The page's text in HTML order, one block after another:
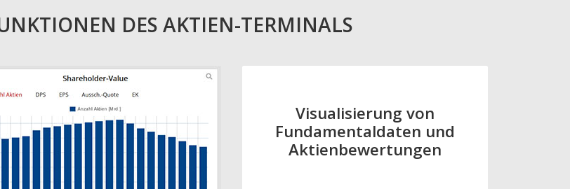
DES AKTIEN-TERMINALS
Visualisierung von
Fundamentaldaten und
Aktienbewertungen